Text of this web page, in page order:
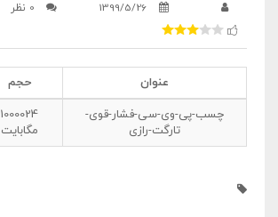
1399/5/26 0 نظر
عنوان حجم
چسب-پی-وی-سی-فشار-قوی-
تارگت-رازی
1000024
مگابایت